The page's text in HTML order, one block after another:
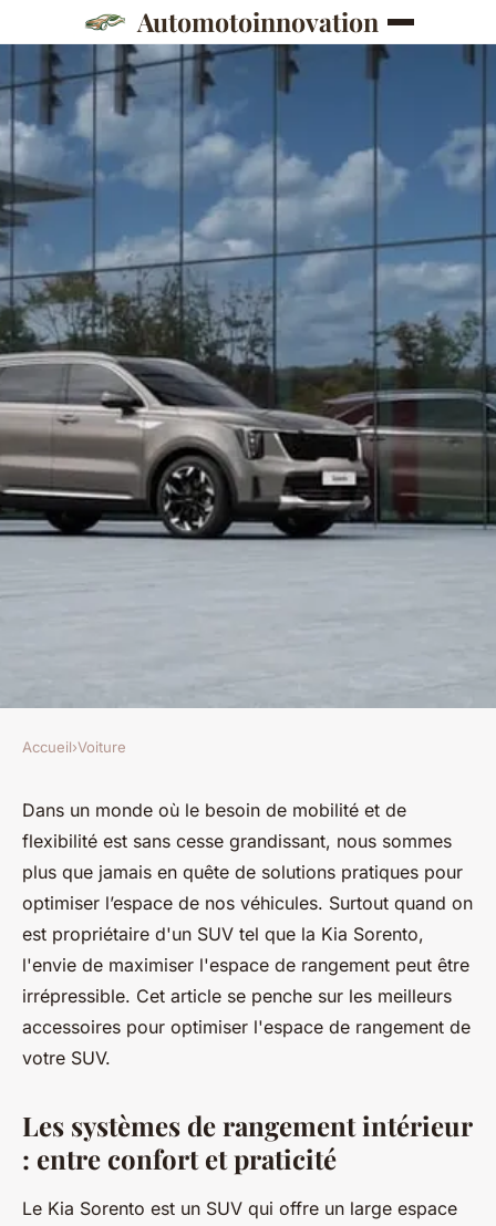
Automotoinnovation
Quels sont les meilleurs
accessoires pour optimiser
l'espace de rangement dans un
SUV comme la Kia Sorento?
Sandro •28 mai 2024•6 min de lecture
Accueil›Voiture
Dans un monde où le besoin de mobilité et de
flexibilité est sans cesse grandissant, nous sommes
plus que jamais en quête de solutions pratiques pour
optimiser l’espace de nos véhicules. Surtout quand on
est propriétaire d'un SUV tel que la Kia Sorento,
l'envie de maximiser l'espace de rangement peut être
irrépressible. Cet article se penche sur les meilleurs
accessoires pour optimiser l'espace de rangement de
votre SUV.
Les systèmes de rangement intérieur
: entre confort et praticité
Le Kia Sorento est un SUV qui offre un large espace